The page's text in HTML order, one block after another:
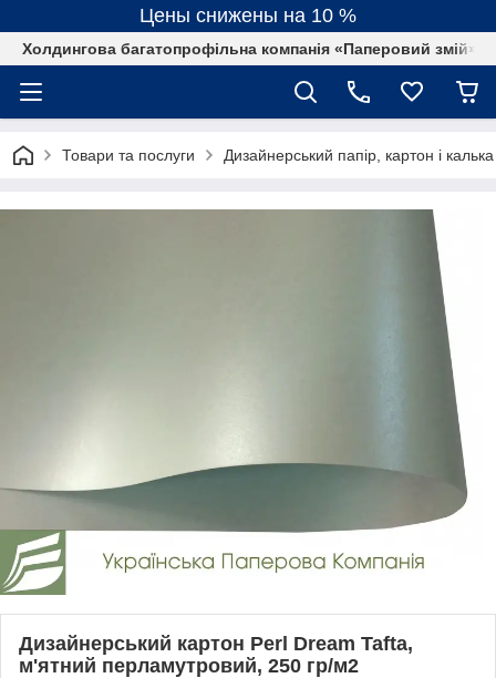
Цены снижены на 10 %
Холдингова багатопрофільна компанія «Паперовий змій»
Товари та послуги Дизайнерський папір, картон і калька
Дизайнерський картон Perl Dream Tafta,
м'ятний перламутровий, 250 гр/м2